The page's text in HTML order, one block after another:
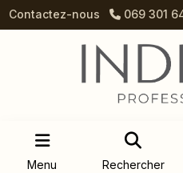
Contactez-nous 069 301
Menu Rechercher